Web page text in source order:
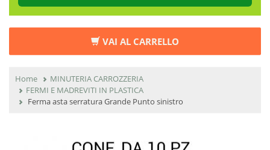
VAI AL CARRELLO
Home
MINUTERIA CARROZZERIA
FERMI E MADREVITI IN PLASTICA
Ferma asta serratura Grande Punto sinistro